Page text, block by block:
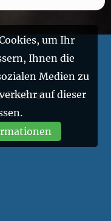
um Ihr
Ihnen die
Medien zu
auf dieser
Recht.at